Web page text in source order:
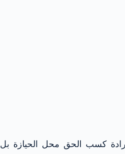
كسب الحق محل الحيازة بل